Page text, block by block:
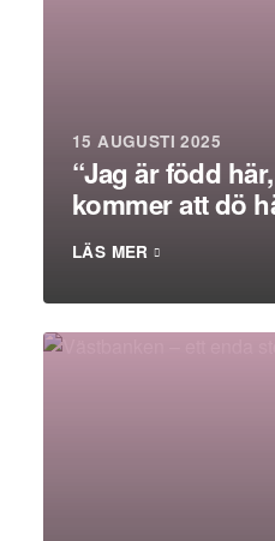
15 AUGUSTI 2025
“Jag är född
kommer att dö
LÄS MER